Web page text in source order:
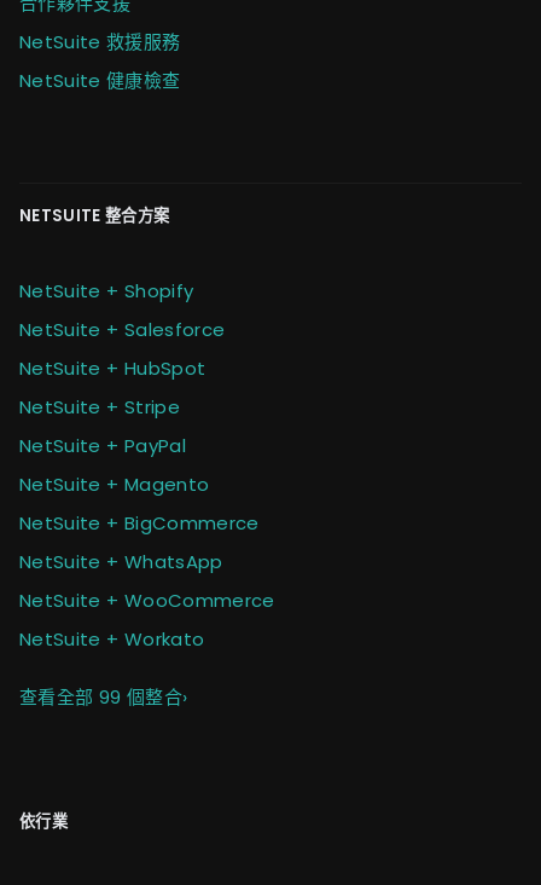
NetSuite 救援服務
NetSuite 健康檢查
NETSUITE 整合方案
NetSuite + Shopify
NetSuite + Salesforce
NetSuite + HubSpot
NetSuite + Stripe
NetSuite + PayPal
NetSuite + Magento
NetSuite + BigCommerce
NetSuite + WhatsApp
NetSuite + WooCommerce
NetSuite + Workato
查看全部 99 個整合›
依行業